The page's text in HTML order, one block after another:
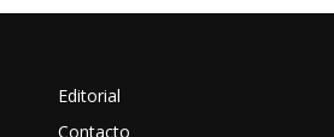
Editorial
Contacto